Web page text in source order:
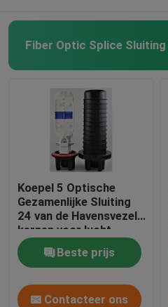
Fiber Optic Splice Sluiting
Koepel 5 Optische
Gezamenlijke Sluiting
24 van de Havensvezel
kernen voor lucht
opgezette pool
Beste prijs
Contacteer ons